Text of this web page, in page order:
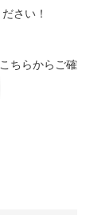
さい！
ちらからご確